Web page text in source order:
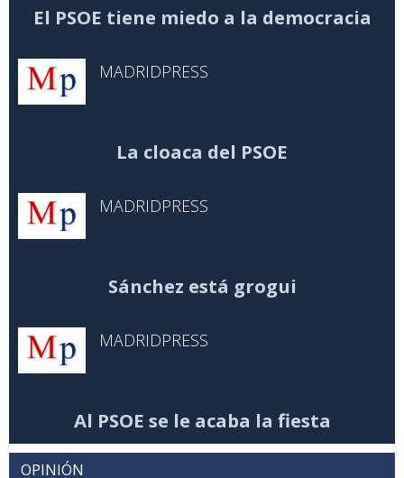
El PSOE tiene miedo a la democracia
MADRIDPRESS
La cloaca del PSOE
MADRIDPRESS
Sánchez está grogui
MADRIDPRESS
Al PSOE se le acaba la fiesta
OPINIÓN